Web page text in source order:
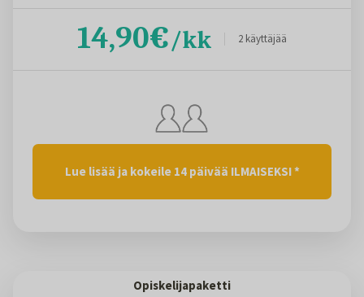
14,90€/kk 2 käyttäjää
Lue lisää ja kokeile 14 päivää ILMAISEKSI *
Opiskelijapaketti